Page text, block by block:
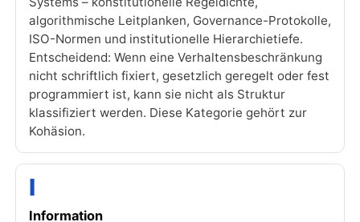
algorithmische Leitplanken, Governance-Protokolle,
ISO-Normen und institutionelle Hierarchietiefe.
Entscheidend: Wenn eine Verhaltensbeschränkung
nicht schriftlich fixiert, gesetzlich geregelt oder fest
programmiert ist, kann sie nicht als Struktur
klassifiziert werden. Diese Kategorie gehört zur
Kohäsion.
I
Information